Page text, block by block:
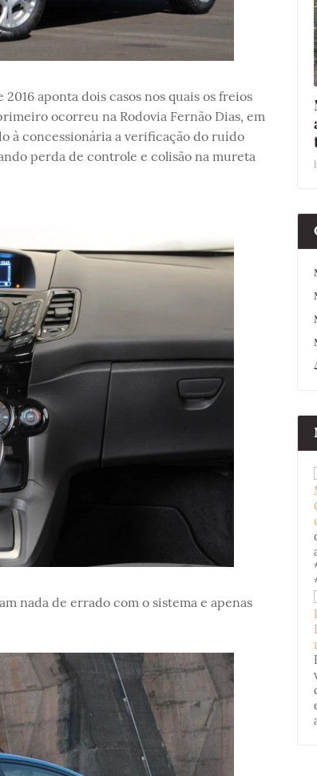
aponta dois casos nos quais os freios
ocorreu na Rodovia Fernão Dias, em
à concessionária a verificação do ruído
perda de controle e colisão na mureta
nada de errado com o sistema e apenas